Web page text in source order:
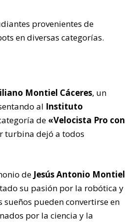
provenientes de
en diversas categorías.
Montiel Cáceres, un
al Instituto
de «Velocista Pro con
turbina dejó a todos
de Jesús Antonio Montiel
su pasión por la robótica y
pueden convertirse en
por la ciencia y la